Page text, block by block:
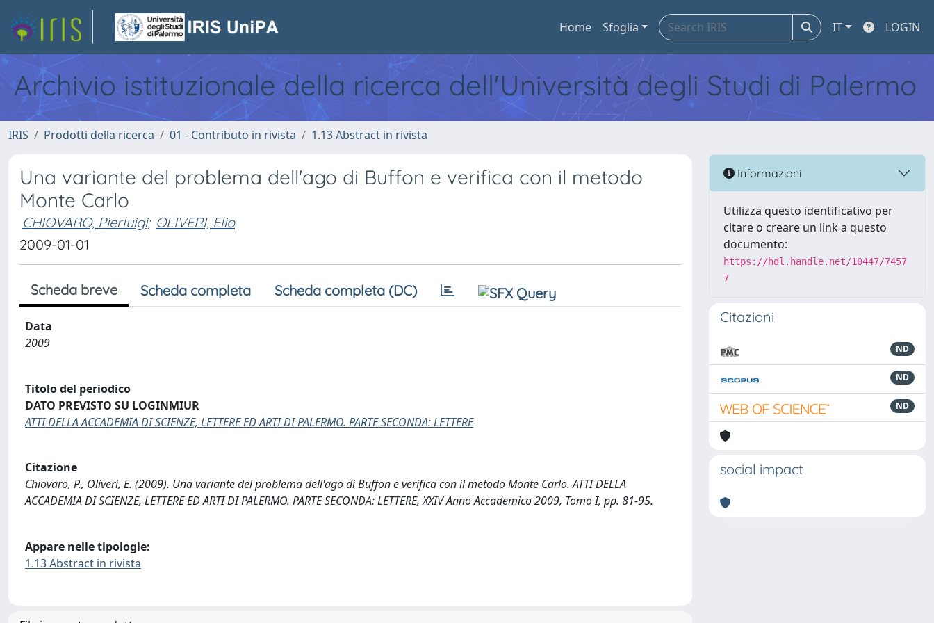
Home Sfoglia IT LOGIN
Archivio istituzionale della ricerca dell'Università degli Studi di Palermo
IRIS Prodotti della ricerca 01 - Contributo in rivista 1.13 Abstract in rivista
Una variante del problema dell'ago di Buffon e verifica con il metodo
Monte Carlo
CHIOVARO, Pierluigi; OLIVERI, Elio
2009-01-01
Scheda breve Scheda completa Scheda completa (DC)
Data
2009
Titolo del periodico
DATO PREVISTO SU LOGINMIUR
ATTI DELLA ACCADEMIA DI SCIENZE, LETTERE ED ARTI DI PALERMO. PARTE SECONDA: LETTERE
Citazione
Chiovaro, P., Oliveri, E. (2009). Una variante del problema dell'ago di Buffon e verifica con il metodo Monte Carlo. ATTI DELLA
ACCADEMIA DI SCIENZE, LETTERE ED ARTI DI PALERMO. PARTE SECONDA: LETTERE, XXIV Anno Accademico 2009, Tomo I, pp. 81-95.
Appare nelle tipologie:
1.13 Abstract in rivista
Informazioni
Utilizza questo identificativo per
citare o creare un link a questo
documento:
https://hdl.handle.net/10447/7457
7
Citazioni
ND
ND
ND
social impact